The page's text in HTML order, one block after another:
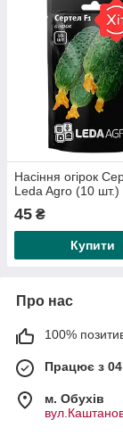
Насіння огірок
Leda Agro (10 шт.)
45 ₴
Купити
Про нас
100%
Працює з
м. Обухів